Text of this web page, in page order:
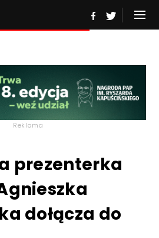
Reklama
prezenterka
dołącza do